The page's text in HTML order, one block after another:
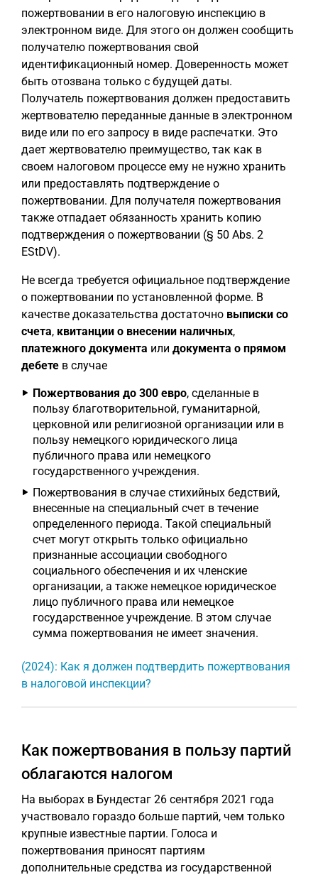
пожертвовании в его налоговую инспекцию в
электронном виде. Для этого он должен сообщить
получателю пожертвования свой
идентификационный номер. Доверенность может
быть отозвана только с будущей даты.
Получатель пожертвования должен предоставить
жертвователю переданные данные в электронном
виде или по его запросу в виде распечатки. Это
дает жертвователю преимущество, так как в
своем налоговом процессе ему не нужно хранить
или предоставлять подтверждение о
пожертвовании. Для получателя пожертвования
также отпадает обязанность хранить копию
подтверждения о пожертвовании (§ 50 Abs. 2
EStDV).
Не всегда требуется официальное подтверждение
о пожертвовании по установленной форме. В
качестве доказательства достаточно выписки со
счета, квитанции о внесении наличных,
платежного документа или документа о прямом
дебете в случае
Пожертвования до 300 евро, сделанные в
пользу благотворительной, гуманитарной,
церковной или религиозной организации или в
пользу немецкого юридического лица
публичного права или немецкого
государственного учреждения.
Пожертвования в случае стихийных бедствий,
внесенные на специальный счет в течение
определенного периода. Такой специальный
счет могут открыть только официально
признанные ассоциации свободного
социального обеспечения и их членские
организации, а также немецкое юридическое
лицо публичного права или немецкое
государственное учреждение. В этом случае
сумма пожертвования не имеет значения.
(2024): Как я должен подтвердить пожертвования
в налоговой инспекции?
Как пожертвования в пользу партий
облагаются налогом
На выборах в Бундестаг 26 сентября 2021 года
участвовало гораздо больше партий, чем только
крупные известные партии. Голоса и
пожертвования приносят партиям
дополнительные средства из государственной